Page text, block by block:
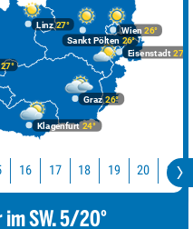
Graz26°
Klagenfurt 24°
Linz27°
Wien 26°
Eisenstadt 27°
Sankt Pölten 26°
16 17 18 19 20 21
im SW. 5/20°